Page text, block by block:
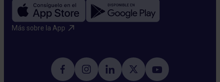
Más sobre la App​